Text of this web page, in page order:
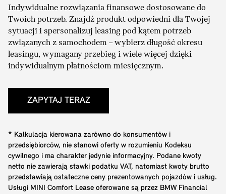
Indywidualne rozwiązania finansowe dostosowane do
Twoich potrzeb. Znajdź produkt odpowiedni dla Twojej
sytuacji i spersonalizuj leasing pod kątem potrzeb
związanych z samochodem – wybierz długość okresu
leasingu, wymagany przebieg i wiele więcej dzięki
indywidualnym płatnościom miesięcznym.
ZAPYTAJ TERAZ
* Kalkulacja kierowana zarówno do konsumentów i
przedsiębiorców, nie stanowi oferty w rozumieniu Kodeksu
cywilnego i ma charakter jedynie informacyjny. Podane kwoty
netto nie zawierają stawki podatku VAT, natomiast kwoty brutto
przedstawiają ostateczne ceny prezentowanych pojazdów i usług.
Usługi MINI Comfort Lease oferowane są przez BMW Financial